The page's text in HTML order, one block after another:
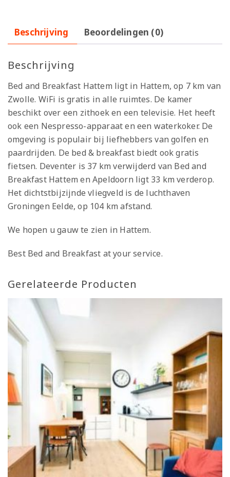
Beschrijving Beoordelingen (0)
Beschrijving
Bed and Breakfast Hattem ligt in Hattem, op 7 km van
Zwolle. WiFi is gratis in alle ruimtes. De kamer
beschikt over een zithoek en een televisie. Het heeft
ook een Nespresso-apparaat en een waterkoker. De
omgeving is populair bij liefhebbers van golfen en
paardrijden. De bed & breakfast biedt ook gratis
fietsen. Deventer is 37 km verwijderd van Bed and
Breakfast Hattem en Apeldoorn ligt 33 km verderop.
Het dichtstbijzijnde vliegveld is de luchthaven
Groningen Eelde, op 104 km afstand.
We hopen u gauw te zien in Hattem.
Best Bed and Breakfast at your service.
Gerelateerde Producten